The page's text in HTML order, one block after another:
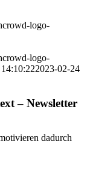
logo-
logo-
2023-02-24
– Newsletter
dadurch